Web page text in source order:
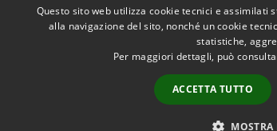
Questo sito web utilizza cookie tecnici e
alla navigazione del sito, nonché un cookie
statistiche,
Per maggiori dettagli, può
ACCETTA TUTTO
MOSTRA